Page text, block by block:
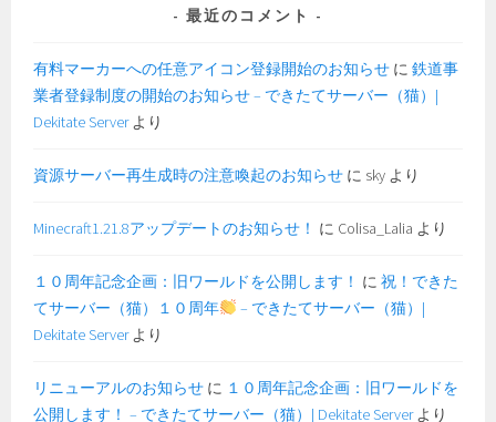
最近のコメント
有料マーカーへの任意アイコン登録開始のお知らせ に鉄道事
業者登録制度の開始のお知らせ – できたてサーバー（猫）|
Dekitate Serverより
資源サーバー再生成時の注意喚起のお知らせ に sky より
Minecraft1.21.8アップデートのお知らせ！ に Colisa_Lalia より
１０周年記念企画：旧ワールドを公開します！ に祝！できた
てサーバー（猫）１０周年
– できたてサーバー（猫）|
Dekitate Serverより
リニューアルのお知らせ に １０周年記念企画：旧ワールドを
公開します！ – できたてサーバー（猫）| Dekitate Serverより